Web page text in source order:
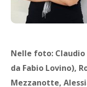
Nelle foto:
da Fabio Lovino),
Mezzanotte,